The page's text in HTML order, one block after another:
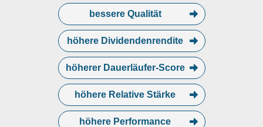
bessere Qualität
höhere Dividendenrendite
höherer Dauerläufer-Score
höhere Relative Stärke
höhere Performance